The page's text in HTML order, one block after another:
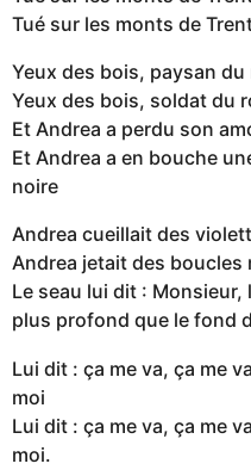
Tué sur les monts de
Yeux des bois, paysan
Yeux des bois, soldat du
Et Andrea a perdu son
Et Andrea a en bouche
noire
Andrea cueillait des
Andrea jetait des
Le seau lui dit :
plus profond que le fond
Lui dit : ça me va, ça me
moi
Lui dit : ça me va, ça me
moi.